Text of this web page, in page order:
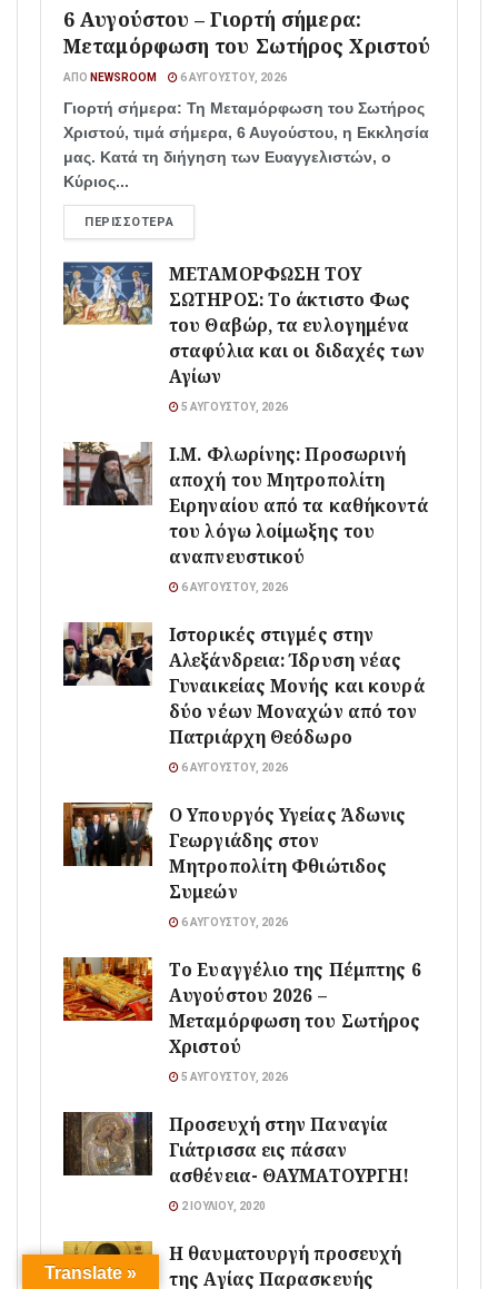
6 Αυγούστου – Γιορτή σήμερα:
Μεταμόρφωση του Σωτήρος Χριστού
ΑΠΌ NEWSROOM 6 ΑΥΓΟΎΣΤΟΥ, 2026
Γιορτή σήμερα: Τη Μεταμόρφωση του Σωτήρος
Χριστού, τιμά σήμερα, 6 Αυγούστου, η Εκκλησία
μας. Κατά τη διήγηση των Ευαγγελιστών, ο
Κύριος...
ΠΕΡΙΣΣΌΤΕΡΑ
ΜΕΤΑΜΟΡΦΩΣΗ ΤΟΥ
ΣΩΤΗΡΟΣ: Το άκτιστο Φως
του Θαβώρ, τα ευλογημένα
σταφύλια και οι διδαχές των
Αγίων
5 ΑΥΓΟΎΣΤΟΥ, 2026
Ι.Μ. Φλωρίνης: Προσωρινή
αποχή του Μητροπολίτη
Ειρηναίου από τα καθήκοντά
του λόγω λοίμωξης του
αναπνευστικού
6 ΑΥΓΟΎΣΤΟΥ, 2026
Ιστορικές στιγμές στην
Αλεξάνδρεια: Ίδρυση νέας
Γυναικείας Μονής και κουρά
δύο νέων Μοναχών από τον
Πατριάρχη Θεόδωρο
6 ΑΥΓΟΎΣΤΟΥ, 2026
O Υπουργός Υγείας Άδωνις
Γεωργιάδης στον
Μητροπολίτη Φθιώτιδος
Συμεών
6 ΑΥΓΟΎΣΤΟΥ, 2026
Το Ευαγγέλιο της Πέμπτης 6
Αυγούστου 2026 –
Μεταμόρφωση του Σωτήρος
Χριστού
5 ΑΥΓΟΎΣΤΟΥ, 2026
Προσευχή στην Παναγία
Γιάτρισσα εις πάσαν
ασθένεια- ΘΑΥΜΑΤΟΥΡΓΗ!
2 ΙΟΥΛΊΟΥ, 2020
Η θαυματουργή προσευχή
της Αγίας Παρασκευής
Translate »